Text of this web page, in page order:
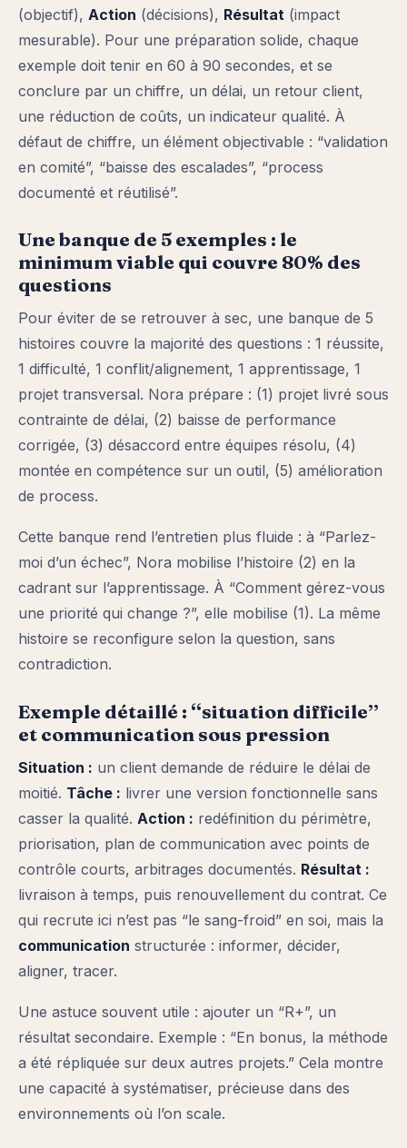
(objectif), Action (décisions), Résultat (impact
mesurable). Pour une préparation solide, chaque
exemple doit tenir en 60 à 90 secondes, et se
conclure par un chiffre, un délai, un retour client,
une réduction de coûts, un indicateur qualité. À
défaut de chiffre, un élément objectivable : “validation
en comité”, “baisse des escalades”, “process
documenté et réutilisé”.
Une banque de 5 exemples : le
minimum viable qui couvre 80% des
questions
Pour éviter de se retrouver à sec, une banque de 5
histoires couvre la majorité des questions : 1 réussite,
1 difficulté, 1 conflit/alignement, 1 apprentissage, 1
projet transversal. Nora prépare : (1) projet livré sous
contrainte de délai, (2) baisse de performance
corrigée, (3) désaccord entre équipes résolu, (4)
montée en compétence sur un outil, (5) amélioration
de process.
Cette banque rend l’entretien plus fluide : à “Parlez-
moi d’un échec”, Nora mobilise l’histoire (2) en la
cadrant sur l’apprentissage. À “Comment gérez-vous
une priorité qui change ?”, elle mobilise (1). La même
histoire se reconfigure selon la question, sans
contradiction.
Exemple détaillé : “situation difficile”
et communication sous pression
Situation : un client demande de réduire le délai de
moitié. Tâche : livrer une version fonctionnelle sans
casser la qualité. Action : redéfinition du périmètre,
priorisation, plan de communication avec points de
contrôle courts, arbitrages documentés. Résultat :
livraison à temps, puis renouvellement du contrat. Ce
qui recrute ici n’est pas “le sang-froid” en soi, mais la
communication structurée : informer, décider,
aligner, tracer.
Une astuce souvent utile : ajouter un “R+”, un
résultat secondaire. Exemple : “En bonus, la méthode
a été répliquée sur deux autres projets.” Cela montre
une capacité à systématiser, précieuse dans des
environnements où l’on scale.